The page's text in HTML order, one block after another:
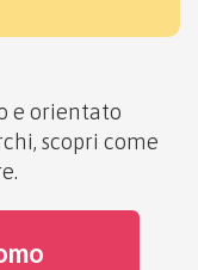
e orientato
scopri come